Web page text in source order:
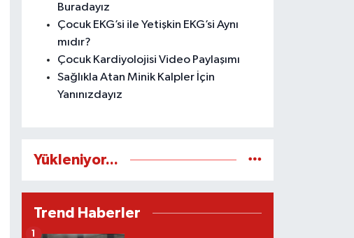
Buradayız
Çocuk EKG’si ile Yetişkin EKG’si Aynı
mıdır?
Çocuk Kardiyolojisi Video Paylaşımı
Sağlıkla Atan Minik Kalpler İçin
Yanınızdayız
Yükleniyor...
Trend Haberler
1